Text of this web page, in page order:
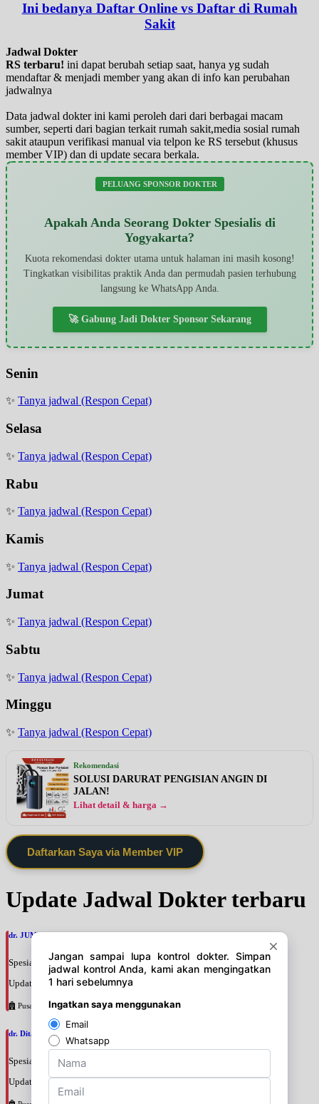
Ini bedanya Daftar Online vs Daftar di Rumah
Sakit
Jadwal Dokter
RS terbaru! ini dapat berubah setiap saat, hanya yg sudah
mendaftar & menjadi member yang akan di info kan perubahan
jadwalnya
Data jadwal dokter ini kami peroleh dari dari berbagai macam
sumber, seperti dari bagian terkait rumah sakit,media sosial rumah
sakit ataupun verifikasi manual via telpon ke RS tersebut (khusus
member VIP) dan di update secara berkala.
PELUANG SPONSOR DOKTER
Apakah Anda Seorang Dokter Spesialis di
Yogyakarta?
Kuota rekomendasi dokter utama untuk halaman ini masih kosong!
Tingkatkan visibilitas praktik Anda dan permudah pasien terhubung
langsung ke WhatsApp Anda.
🚀 Gabung Jadi Dokter Sponsor Sekarang
Senin
✨ Tanya jadwal (Respon Cepat)
Selasa
✨ Tanya jadwal (Respon Cepat)
Rabu
✨ Tanya jadwal (Respon Cepat)
Kamis
✨ Tanya jadwal (Respon Cepat)
Jumat
✨ Tanya jadwal (Respon Cepat)
Sabtu
✨ Tanya jadwal (Respon Cepat)
Minggu
✨ Tanya jadwal (Respon Cepat)
Rekomendasi
SOLUSI DARURAT PENGISIAN ANGIN DI
JALAN!
Lihat detail & harga →
Daftarkan Saya via Member VIP
Update Jadwal Dokter terbaru
dr. JUMI SOEPITAANGGRAENI, SpRad
Spesialis: Radiologi
Update terakhir: 2026-08-09 09:45:20
Pusat Pertamina
dr. Dita Gemiana, SpPD
Spesialis: Penyakit Dalam
Update terakhir: 2026-08-09 09:34:47